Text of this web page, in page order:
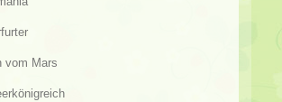
vom Mars